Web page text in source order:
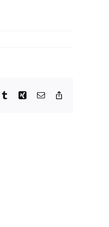
TumblrXing Email